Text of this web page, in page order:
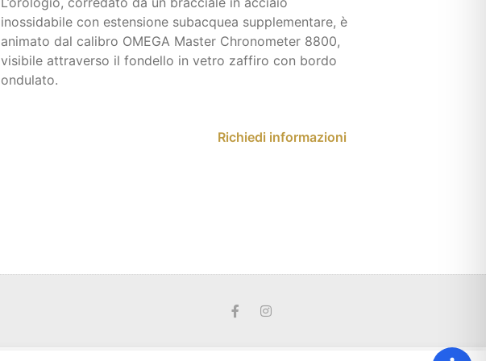
inossidabile con estensione subacquea supplementare, è
animato dal calibro OMEGA Master Chronometer 8800,
visibile attraverso il fondello in vetro zaffiro con bordo
ondulato.
Richiedi informazioni